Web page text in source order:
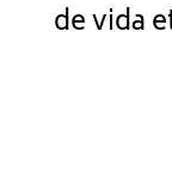
de vida